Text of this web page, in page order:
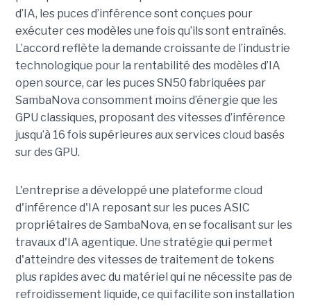
d’IA, les puces d’inférence sont conçues pour
exécuter ces modèles une fois qu’ils sont entraînés.
L’accord reflète la demande croissante de l’industrie
technologique pour la rentabilité des modèles d’IA
open source, car les puces SN50 fabriquées par
SambaNova consomment moins d’énergie que les
GPU classiques, proposant des vitesses d’inférence
jusqu’à 16 fois supérieures aux services cloud basés
sur des GPU.
L'entreprise a développé une plateforme cloud
d'inférence d'IA reposant sur les puces ASIC
propriétaires de SambaNova, en se focalisant sur les
travaux d'IA agentique. Une stratégie qui permet
d'atteindre des vitesses de traitement de tokens
plus rapides avec du matériel qui ne nécessite pas de
refroidissement liquide, ce qui facilite son installation